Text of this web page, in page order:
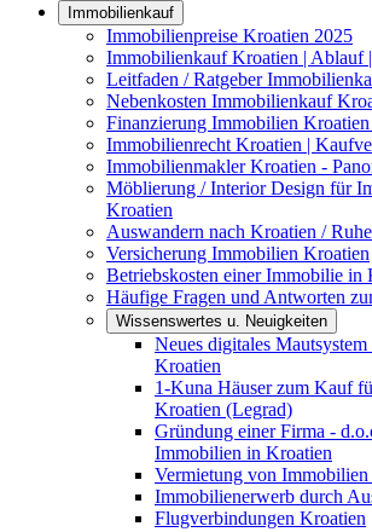
Immobilienkauf
Immobilienpreise Kroatien 2025
Immobilienkauf Kroatien | Ablauf
Leitfaden / Ratgeber
Nebenkosten Immobilienkauf
Finanzierung Immobilien
Immobilienrecht Kroatien |
Immobilienmakler Kroatien -
Möblierung / Interior Design für
Kroatien
Auswandern nach Kroatien /
Versicherung Immobilien Kroatien
Betriebskosten einer Immobilie in
Häufige Fragen und Antworten
Wissenswertes u. Neuigkeiten
Neues digitales
Kroatien
1-Kuna Häuser zum Kauf
Kroatien (Legrad)
Gründung einer Firma -
Immobilien in Kroatien
Vermietung von
Immobilienerwerb durch
Flugverbindungen Kroatien